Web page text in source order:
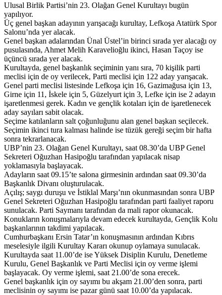
Ulusal Birlik Partisi’nin 23. Olağan Genel Kurultayı bugün
yapılıyor.
Üç genel başkan adayının yarışacağı kurultay, Lefkoşa Atatürk Spor
Salonu’nda yer alacak.
Genel başkan adalarından Ünal Üstel’in birinci sırada yer alacağı oy
pusulasında, Ahmet Melih Karavelioğlu ikinci, Hasan Taçoy ise
üçüncü sırada yer alacak.
Kurultayda, genel başkanlık seçiminin yanı sıra, 70 kişilik parti
meclisi için de oy verilecek, Parti meclisi için 122 aday yarışacak.
Genel parti meclisi listesinde Lefkoşa için 16, Gazimağusa için 13,
Girne için 11, İskele için 5, Güzelyurt için 3, Lefke için ise 2 adayın
işaretlenmesi gerek. Kadın ve gençlik kotaları için de işaretlenecek
aday sayıları sabit olacak.
Seçime katılanların salt çoğunluğunu alan genel başkan seçilecek.
Seçimin ikinci tura kalması halinde ise tüzük gereği seçim bir hafta
sonra tekrarlanacak.
UBP’nin 23. Olağan Genel Kurultayı, saat 08.30’da UBP Genel
Sekreteri Oğuzhan Hasipoğlu tarafından yapılacak nisap
yoklamasıyla başlayacak.
Adayların saat 09.15’te salona girmesinin ardından saat 09.30’da
Başkanlık Divanı oluşturulacak.
Açılış; saygı duruşu ve İstiklal Marşı’nın okunmasından sonra UBP
Genel Sekreteri Oğuzhan Hasipoğlu tarafından parti faaliyet raporu
sunulacak. Parti Saymanı tarafından da mali rapor okunacak.
Konukların konuşmalarıyla devam edecek kurultayda, Gençlik Kolu
başkanlarının takdimi yapılacak.
Cumhurbaşkanı Ersin Tatar’ın konuşmasının ardından Kıbrıs
meselesiyle ilgili Kurultay Kararı okunup oylamaya sunulacak.
Kurultayda saat 11.00’de ise Yüksek Disiplin Kurulu, Denetleme
Kurulu, Genel Başkanlık ve Parti Meclisi için oy verme işlemi
başlayacak. Oy verme işlemi, saat 21.00’de sona erecek.
Genel başkanlık için oy sayımı bu akşam 21.00’den sonra, parti
meclisinin oy sayımı ise pazar günü saat 10.00’da yapılacak.